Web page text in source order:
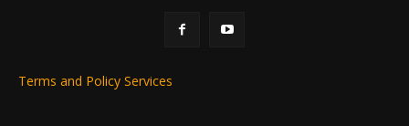
Terms and Policy Services